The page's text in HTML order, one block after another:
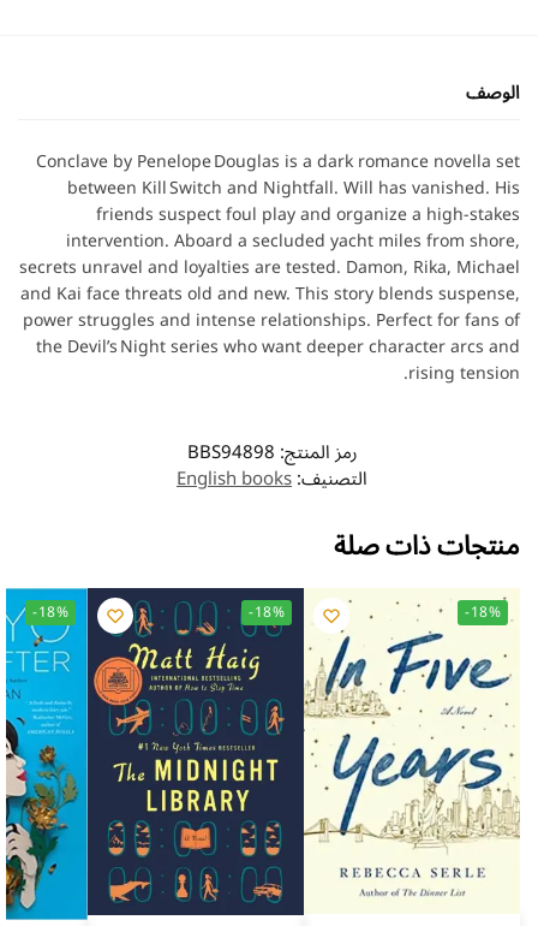
الوصف
Conclave by Penelope Douglas is a dark romance novella set
between Kill Switch and Nightfall. Will has vanished. His
friends suspect foul play and organize a high‑stakes
intervention. Aboard a secluded yacht miles from shore,
secrets unravel and loyalties are tested. Damon, Rika, Michael
and Kai face threats old and new. This story blends suspense,
power struggles and intense relationships. Perfect for fans of
the Devil’s Night series who want deeper character arcs and
rising tension.
رمز المنتج:BBS94898
التصنيف:English books
منتجات ذات صلة
-18%
-18%
-18%